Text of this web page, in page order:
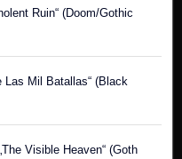
Ruin“ (Doom/Gothic
Las Mil Batallas“ (Black
Visible Heaven“ (Goth